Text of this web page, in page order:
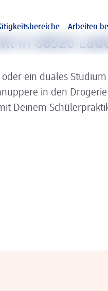
Tätigkeitsbereiche Arbeiten
in 68526
ein duales Studium
in den
Deinem